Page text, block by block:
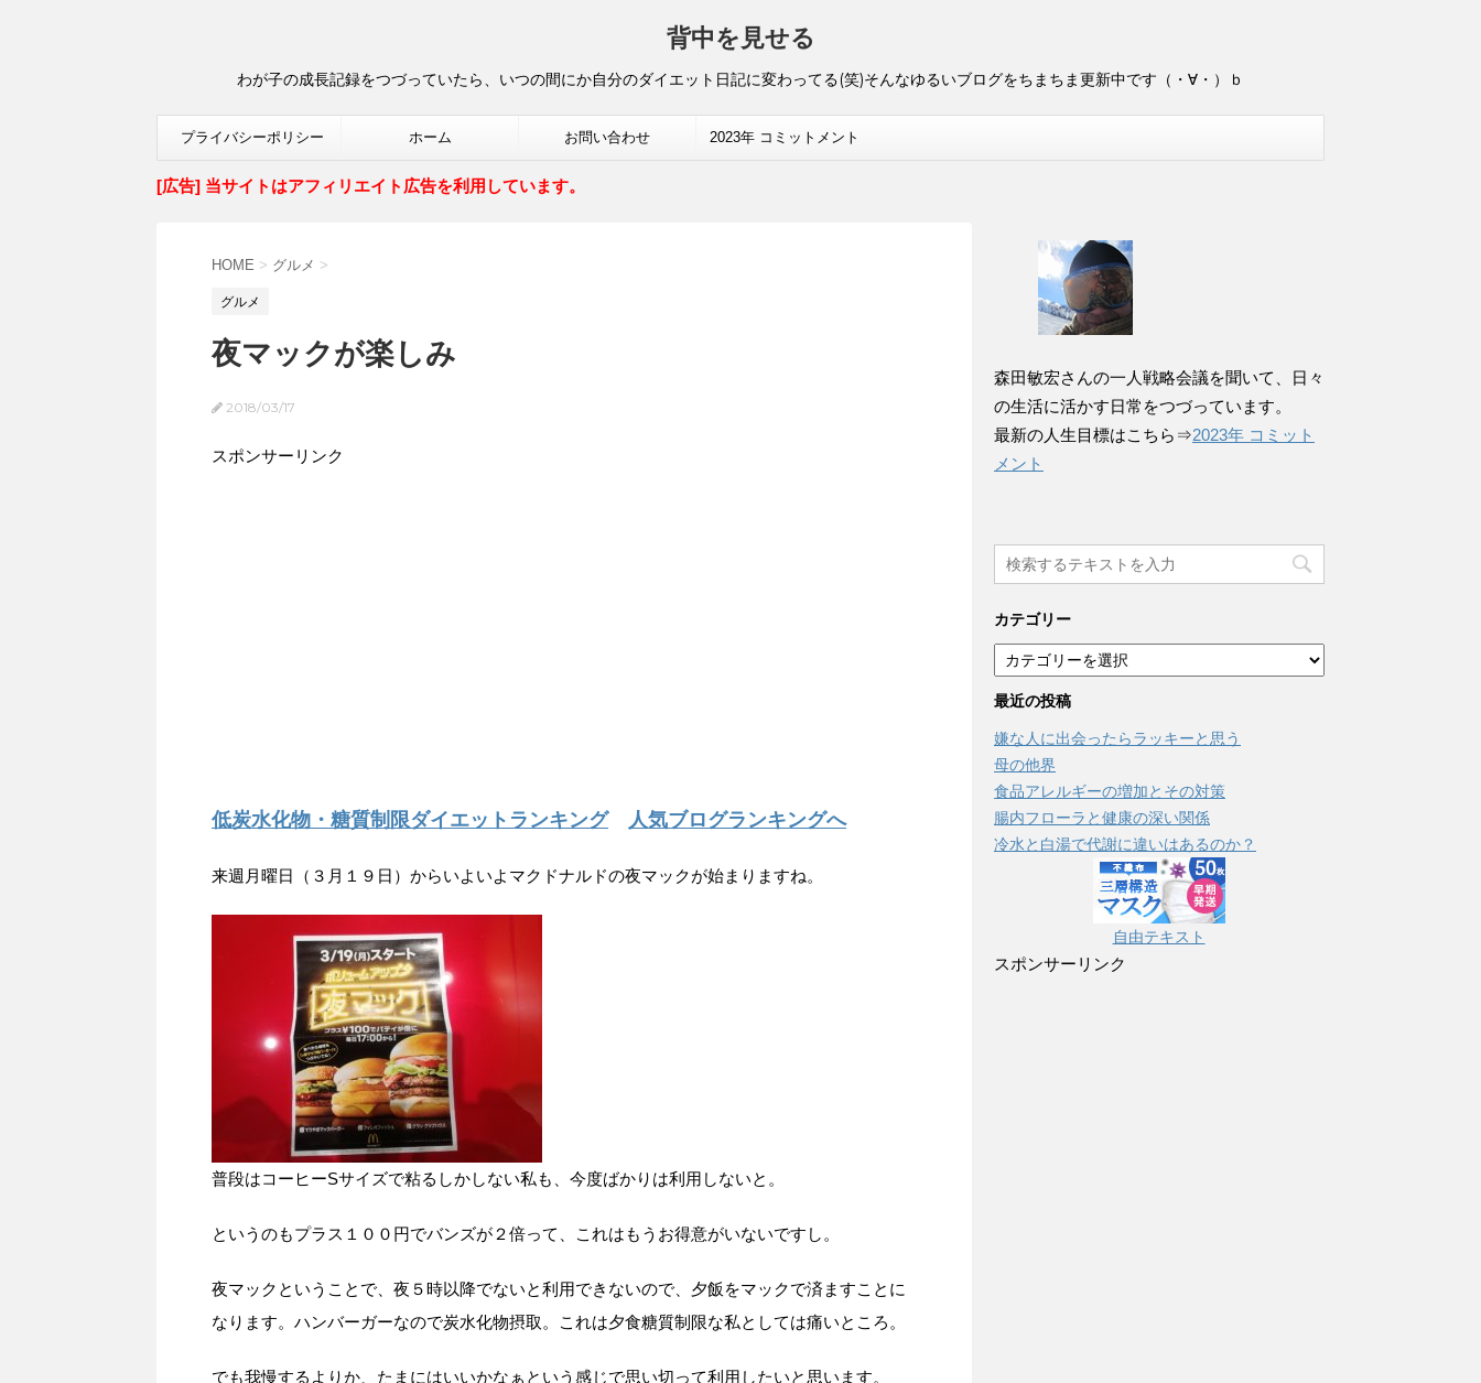
背中を見せる
わが子の成長記録をつづっていたら、いつの間にか自分のダイエット日記に変わってる(笑)そんなゆるいブログをちまちま更新中です（・∀・）ｂ
プライバシーポリシー ホーム お問い合わせ 2023年 コミットメント
[広告] 当サイトはアフィリエイト広告を利用しています。
HOME > グルメ >
グルメ
夜マックが楽しみ
2018/03/17
スポンサーリンク
低炭水化物・糖質制限ダイエットランキング 人気ブログランキングへ
来週月曜日（３月１９日）からいよいよマクドナルドの夜マックが始まりますね。
普段はコーヒーSサイズで粘るしかしない私も、今度ばかりは利用しないと。
というのもプラス１００円でバンズが２倍って、これはもうお得意がいないですし。
夜マックということで、夜５時以降でないと利用できないので、夕飯をマックで済ますことに
なります。ハンバーガーなので炭水化物摂取。これは夕食糖質制限な私としては痛いところ。
でも我慢するよりか、たまにはいいかなぁという感じで思い切って利用したいと思います。
森田敏宏さんの一人戦略会議を聞いて、日々
の生活に活かす日常をつづっています。
最新の人生目標はこちら⇒2023年 コミット
メント
カテゴリー
カ
テ
ゴ
リ
ー
最近の投稿
嫌な人に出会ったらラッキーと思う
母の他界
食品アレルギーの増加とその対策
腸内フローラと健康の深い関係
冷水と白湯で代謝に違いはあるのか？
自由テキスト
スポンサーリンク